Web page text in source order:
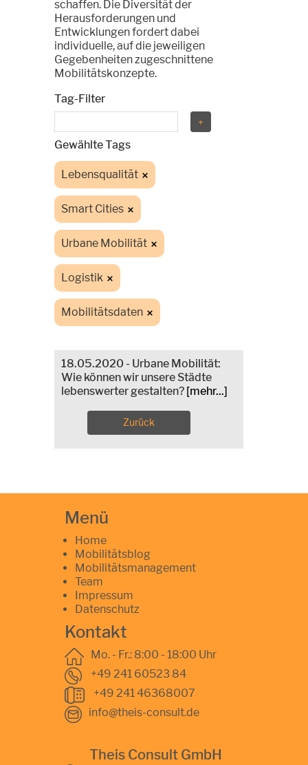
schaffen. Die Diversität der
Herausforderungen und
Entwicklungen fordert dabei
individuelle, auf die jeweiligen
Gegebenheiten zugeschnittene
Mobilitätskonzepte.
Tag-Filter
Gewählte Tags
Lebensqualität
Smart Cities
Urbane Mobilität
Logistik
Mobilitätsdaten
18.05.2020 - Urbane Mobilität:
Wie können wir unsere Städte
lebenswerter gestalten? [mehr...]
Zurück
Menü
Home
Mobilitätsblog
Mobilitätsmanagement
Team
Impressum
Datenschutz
Kontakt
Mo. - Fr.: 8:00 - 18:00 Uhr
+49 241 60523 84
+49 241 46368007
info@theis-consult.de
Theis Consult GmbH